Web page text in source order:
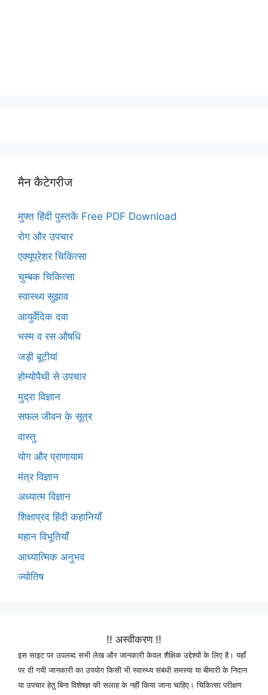
मैन कैटेगरीज
मुफ्त हिंदी पुस्तकें Free PDF Download
रोग और उपचार
एक्यूप्रेशर चिकित्सा
चुम्बक चिकित्सा
स्वास्थ्य सुझाव
आयुर्वेदिक दवा
भस्म व रस औषधि
जड़ी बूटीयां
होम्योपैथी से उपचार
मुद्रा विज्ञान
सफल जीवन के सूत्र
वास्तु
योग और प्राणायाम
मंत्र विज्ञान
अध्यात्म विज्ञान
शिक्षाप्रद हिंदी कहानियाँ
महान विभूतियाँ
आध्यात्मिक अनुभव
ज्योतिष
!! अस्वीकरण !!
इस साइट पर उपलब्द सभी लेख और जानकारी केवल शैक्षिक उद्देश्यों के लिए है। यहाँ
पर दी गयी जानकारी का उपयोग किसी भी स्वास्थ्य संबंधी समस्या या बीमारी के निदान
या उपचार हेतु बिना विशेषज्ञ की सलाह के नहीं किया जाना चाहिए। चिकित्सा परीक्षण